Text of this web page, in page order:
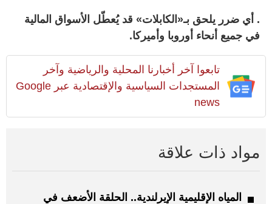
. أي ضرر يلحق بـ«الكابلات» قد يُعطّل الأسواق المالية
في جميع أنحاء أوروبا وأميركا.
تابعوا آخر أخبارنا المحلية والرياضية وآخر
المستجدات السياسية والإقتصادية عبر Google
news
مواد ذات علاقة
المياه الإقليمية الإيرلندية.. الحلقة الأضعف في